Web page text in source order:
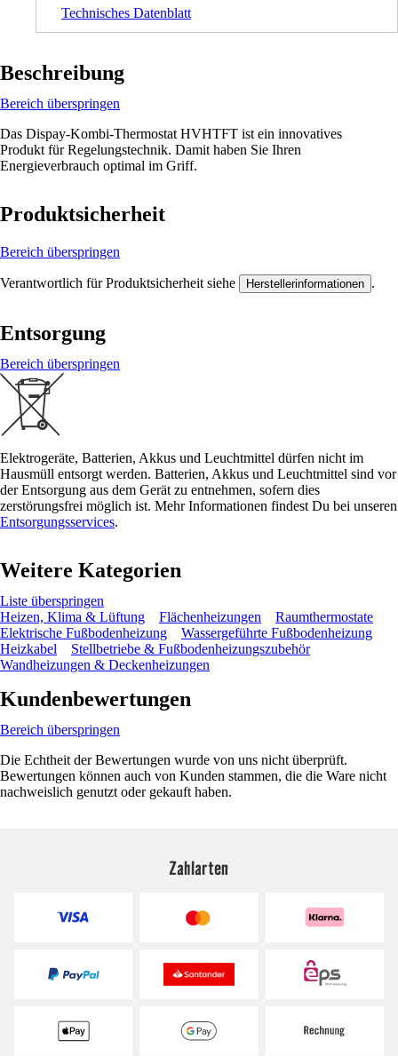
Technisches Datenblatt
Beschreibung
Bereich überspringen
Das Dispay-Kombi-Thermostat HVHTFT ist ein innovatives
Produkt für Regelungstechnik. Damit haben Sie Ihren
Energieverbrauch optimal im Griff.
Produktsicherheit
Bereich überspringen
Verantwortlich für Produktsicherheit siehe Herstellerinformationen .
Entsorgung
Bereich überspringen
Elektrogeräte, Batterien, Akkus und Leuchtmittel dürfen nicht im
Hausmüll entsorgt werden. Batterien, Akkus und Leuchtmittel sind vor
der Entsorgung aus dem Gerät zu entnehmen, sofern dies
zerstörungsfrei möglich ist. Mehr Informationen findest Du bei unseren
Entsorgungsservices.
Weitere Kategorien
Liste überspringen
Heizen, Klima & Lüftung
Flächenheizungen
Raumthermostate
Elektrische Fußbodenheizung
Wassergeführte Fußbodenheizung
Heizkabel
Stellbetriebe & Fußbodenheizungszubehör
Wandheizungen & Deckenheizungen
Kundenbewertungen
Bereich überspringen
Die Echtheit der Bewertungen wurde von uns nicht überprüft.
Bewertungen können auch von Kunden stammen, die die Ware nicht
nachweislich genutzt oder gekauft haben.
Zahlarten